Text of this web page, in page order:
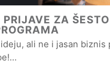
PRIJAVE ZA
ali ne i jasan biznis